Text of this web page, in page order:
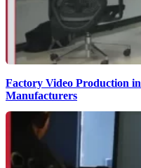
Factory Video Production
Manufacturers